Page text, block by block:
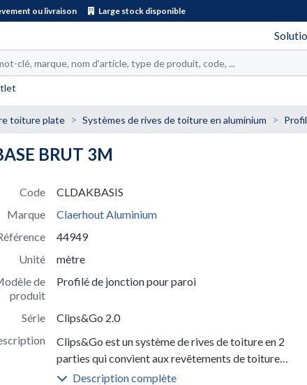
ou livraison Large stock disponible
toiture plate Systèmes de rives de toiture en aluminium
BRUT 3M
Code
CLDAKBASIS
Marque
Claerhout Aluminium
44949
Unité
mètre
de
produit
Profilé de jonction pour paroi
Série
Clips&Go 2.0
Clips&Go est un système de rives de toiture en 2
parties qui convient aux revêtements de toiture
en EPDM de 1,2 à 2,5 mm. Il garantit une
Description complète